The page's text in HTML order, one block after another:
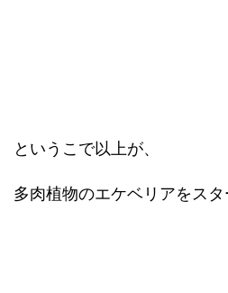
というこで以上が、
多肉植物のエケベリアをスタ